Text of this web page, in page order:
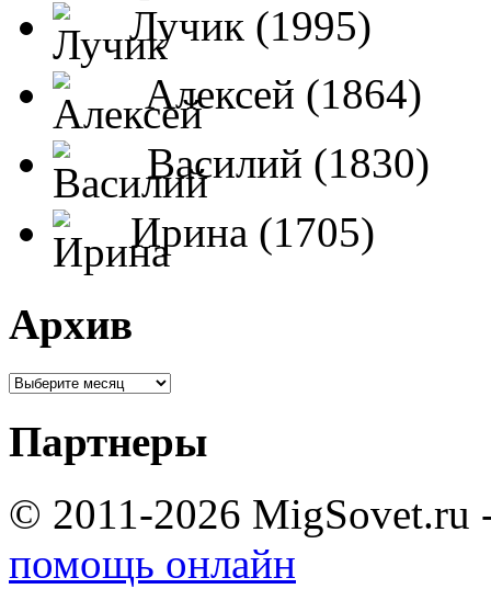
Лучик (1995)
Алексей (1864)
Василий (1830)
Ирина (1705)
Архив
Партнеры
© 2011-2026 MigSovet.ru
помощь онлайн